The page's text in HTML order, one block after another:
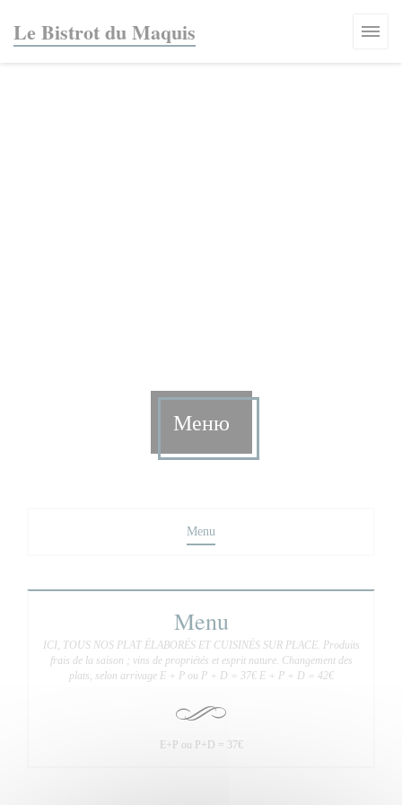
Le Bistrot du Maquis
Меню
Menu
Menu
ICI, TOUS NOS PLAT ÉLABORÉS ET CUISINÉS SUR PLACE. Produits
frais de la saison ; vins de propriétés et esprit nature. Changement des
plats, selon arrivage E + P ou P + D = 37€ E + P + D = 42€
E+P ou P+D = 37€